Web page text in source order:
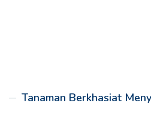
Tanaman Berkhasiat